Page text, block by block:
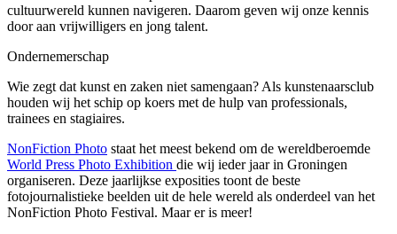
cultuurwereld kunnen navigeren. Daarom geven wij onze kennis
door aan vrijwilligers en jong talent.
Ondernemerschap
Wie zegt dat kunst en zaken niet samengaan? Als kunstenaarsclub
houden wij het schip op koers met de hulp van professionals,
trainees en stagiaires.
NonFiction Photo staat het meest bekend om de wereldberoemde
World Press Photo Exhibition die wij ieder jaar in Groningen
organiseren. Deze jaarlijkse exposities toont de beste
fotojournalistieke beelden uit de hele wereld als onderdeel van het
NonFiction Photo Festival. Maar er is meer!